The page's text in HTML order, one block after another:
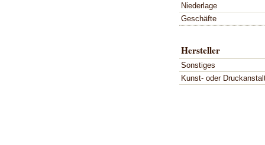
Niederlage
Geschäfte
Hersteller
Sonstiges
Kunst- oder